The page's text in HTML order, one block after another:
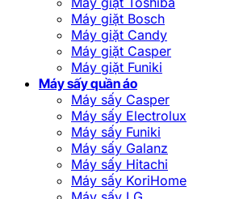
Máy giặt Bosch
Máy giặt Candy
Máy giặt Casper
Máy giặt Funiki
Máy sấy quần áo
Máy sấy Casper
Máy sấy Electrolux
Máy sấy Funiki
Máy sấy Galanz
Máy sấy Hitachi
Máy sấy KoriHome